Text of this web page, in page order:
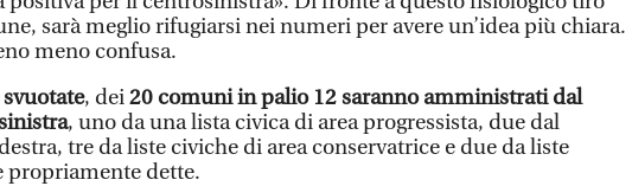
sarà meglio rifugiarsi nei numeri per avere un’idea più chiara.
meno confusa.
, dei20 comuni in palio 12 saranno amministrati dal
, uno da una lista civica di area progressista, due dal
tre da liste civiche di area conservatrice e due da liste
propriamente dette.